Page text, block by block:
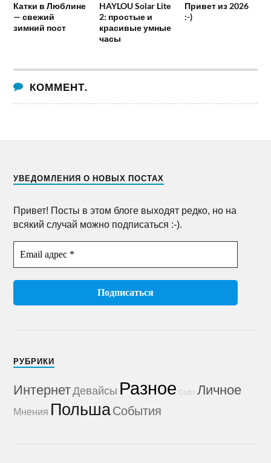
Катки в Люблине
— свежий
зимний пост
HAYLOU Solar Lite
2: простые и
красивые умные
часы
Привет из 2026
:-)
КОММЕНТ.
УВЕДОМЛЕНИЯ О НОВЫХ ПОСТАХ
Привет! Посты в этом блоге выходят редко, но на
всякий случай можно подписаться :-).
РУБРИКИ
ИнтернетДевайсы Разное Софт Личное
Мнения ПольшаСобытия